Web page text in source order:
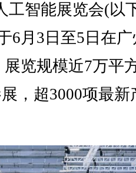
工智能展览会(以
6月3日至5日在
览规模近7万平
，超3000项最新